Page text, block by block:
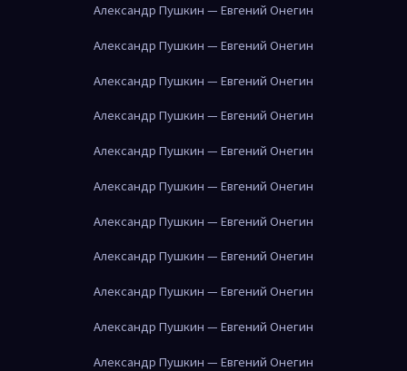
Александр Пушкин — Евгений Онегин
Александр Пушкин — Евгений Онегин
Александр Пушкин — Евгений Онегин
Александр Пушкин — Евгений Онегин
Александр Пушкин — Евгений Онегин
Александр Пушкин — Евгений Онегин
Александр Пушкин — Евгений Онегин
Александр Пушкин — Евгений Онегин
Александр Пушкин — Евгений Онегин
Александр Пушкин — Евгений Онегин
Александр Пушкин — Евгений Онегин